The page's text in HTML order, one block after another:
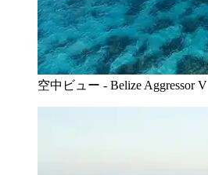
空中ビュー - Belize Aggressor V